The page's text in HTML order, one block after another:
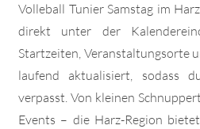
Volleball Tunier Samstag im
direkt unter der
Startzeiten, Veranstaltungsorte
laufend aktualisiert, sodass
verpasst. Von kleinen
Events – die Harz-Region